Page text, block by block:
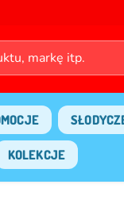
KOLEKCJE